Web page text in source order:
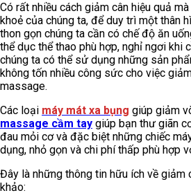
Có rất nhiều cách giảm cân hiệu quả
khoẻ của chúng ta, để duy trì một thân
thon gọn chúng ta cần có chế độ ăn
thể dục thể thao phù hợp, nghỉ ngơi khi
chúng ta có thể sử dụng những sản
không tốn nhiều công sức cho việc
massage.
Các loại máy mát xa bụng giúp giảm
massage cầm tay giúp bạn thư giãn
đau mỏi cơ và đặc biệt những chiếc
dụng, nhỏ gọn và chi phí thấp phù hợp
Đây là những thông tin hữu ích về giảm
khảo: